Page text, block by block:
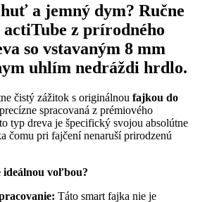
a jemný dym? Ručne
z prírodného
so vstavaným 8 mm
uhlím nedráždi hrdlo.
čistý zážitok s originálnou fajkou do
spracovaná z prémiového
typ dreva je špecifický svojou absolútne
čomu pri fajčení nenaruší prirodzenú
ideálnou voľbou?
Táto smart fajka nie je